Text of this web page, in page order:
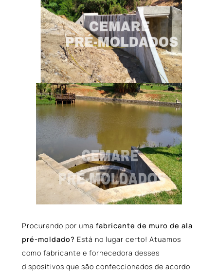
Procurando por uma fabricante de muro de ala
pré-moldado? Está no lugar certo! Atuamos
como fabricante e fornecedora desses
dispositivos que são confeccionados de acordo